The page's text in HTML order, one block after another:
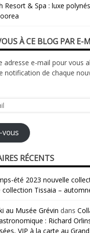
Resort & Spa : luxe
À CE BLOG PAR E-
adresse e-mail pour vous
notification de chaque
RÉCENTS
été 2023 nouvelle
collection Tissaia –
au Musée Grévin dans
: Richard
VIP à la carte au